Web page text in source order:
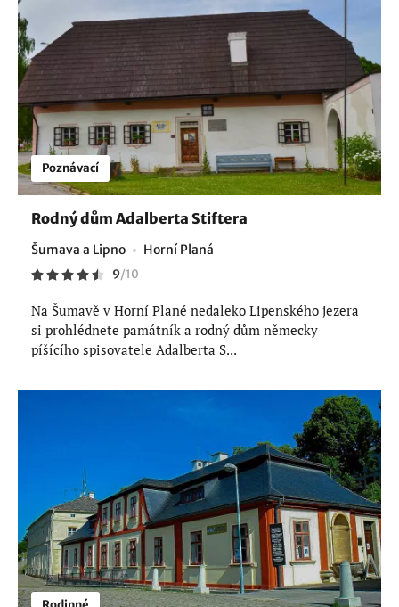
Poznávací
Rodný dům Adalberta Stiftera
Šumava a Lipno Horní Planá
9/10
Na Šumavě v Horní Plané nedaleko Lipenského jezera
si prohlédnete památník a rodný dům německy
píšícího spisovatele Adalberta S...